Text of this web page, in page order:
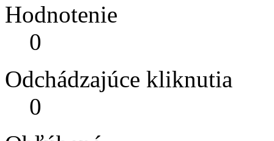
Hodnotenie
0
Odchádzajúce kliknutia
0